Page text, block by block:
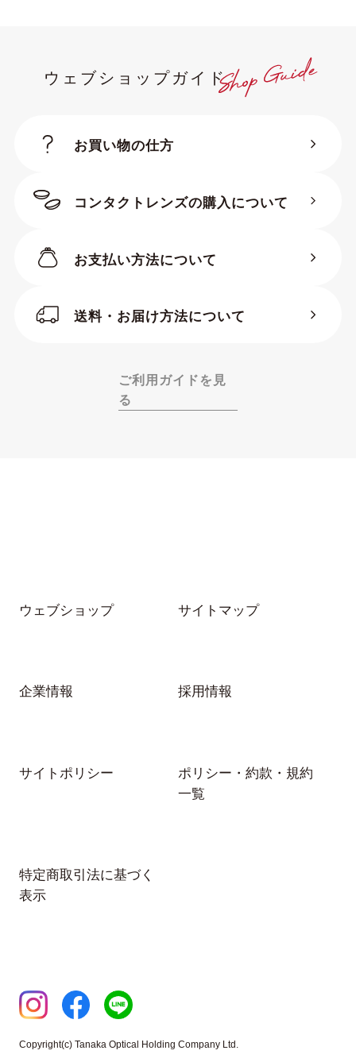
ウェブショップガイド
お買い物の仕方
コンタクトレンズの購入について
お支払い方法について
送料・お届け方法について
ご利用ガイドを見
る
ウェブショップ サイトマップ
企業情報 採用情報
サイトポリシー
ポリシー・約款・規約
一覧
特定商取引法に基づく
表示
Copyright(c) Tanaka Optical Holding Company Ltd.